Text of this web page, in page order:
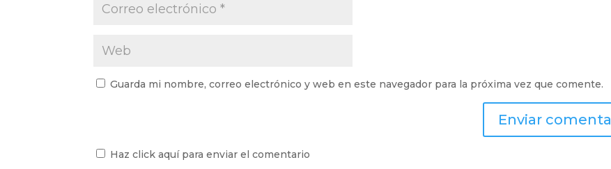
Guarda mi nombre, correo electrónico y web en este navegador para la próxima vez que comente.
Haz click aquí para enviar el comentario